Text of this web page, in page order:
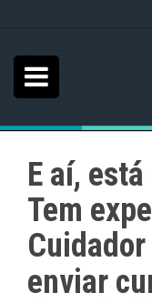
n
E aí,
Tem
enviar